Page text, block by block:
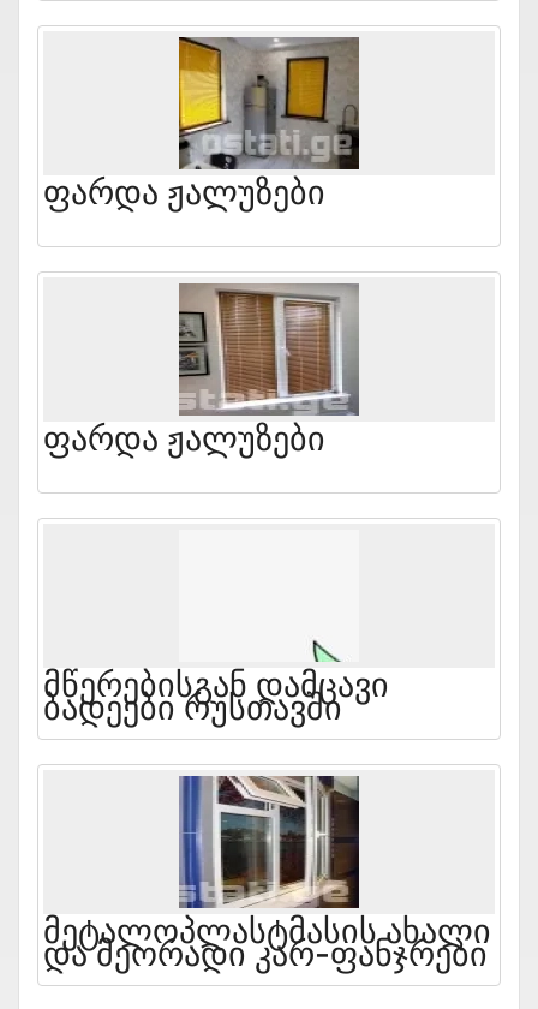
Ფარდა Ჟალუზები
Ფარდა Ჟალუზები
Მწერებისგან Დამცავი
Ბადეები Რუსთავში
Მეტალოპლასტმასის Ახალი
Და Მეორადი Კარ-Ფანჯრები